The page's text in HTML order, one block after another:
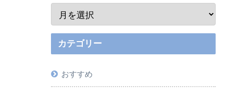
カテゴリー
おすすめ